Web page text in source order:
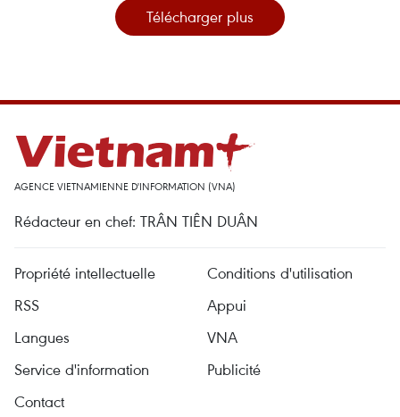
Télécharger plus
AGENCE VIETNAMIENNE D'INFORMATION (VNA)
Rédacteur en chef: TRÂN TIÊN DUÂN
Propriété intellectuelle
Conditions d'utilisation
RSS
Appui
Langues
VNA
Service d'information
Publicité
Contact